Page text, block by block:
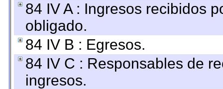
84 IV A : Ingresos recibidos
obligado.
84 IV B : Egresos.
84 IV C : Responsables de
ingresos.